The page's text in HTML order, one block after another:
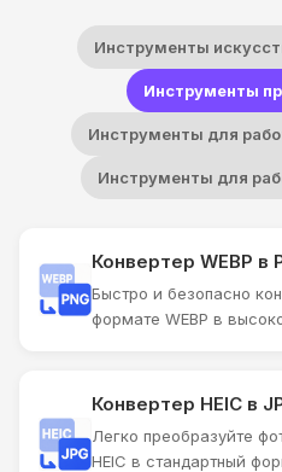
Инструменты
Инструменты
Инструменты для
Инструменты для
Конвертер WEBP в
Быстро и безопасно
формате WEBP в
Конвертер HEIC в
Легко преобразуйте
HEIC в стандартный